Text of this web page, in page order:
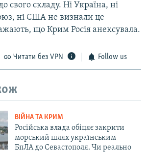
свого складу. Ні Україна, ні
ні США не визнали це
що Крим Росія анексувала.
Читати без VPN Follow us
ВІЙНА ТА КРИМ
Російська влада обіцяє закрити
морський шлях українським
БпЛА до Севастополя. Чи реально